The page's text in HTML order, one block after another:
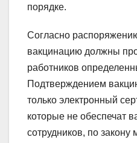
порядке.
Согласно
вакцинацию должны
работников
Подтверждением
только электронный
которые не обеспечат
сотрудников, по закону